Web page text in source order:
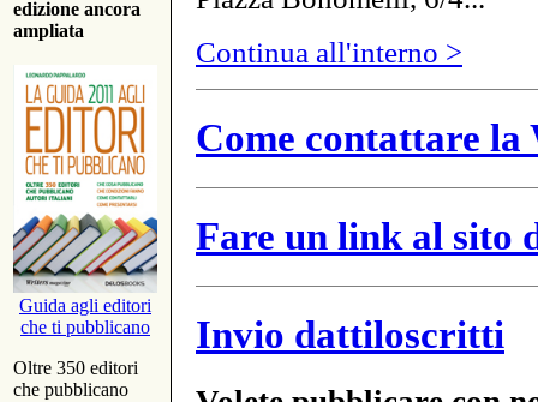
edizione ancora
ampliata
Guida agli editori
che ti pubblicano
Oltre 350 editori
che pubblicano
Continua all'interno >
Come contattare
Fare un link al sito
Invio dattiloscritti